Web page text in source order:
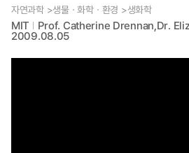
자연과학 >생물ㆍ화학ㆍ환경 >생화학
MIT Prof. Catherine Drennan,Dr.
2009.08.05